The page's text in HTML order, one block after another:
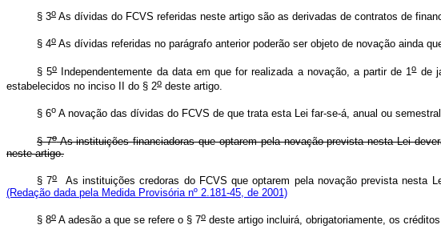
§ 3o As dívidas do FCVS referidas neste artigo são as derivadas de contratos de
§ 4o As dívidas referidas no parágrafo anterior poderão ser objeto de novação ainda
§ 5oIndependentemente da data em que for realizada a novação, a partir de 1ode
estabelecidos no inciso II do § 2o deste artigo.
§ 6o A novação das dívidas do FCVS de que trata esta Lei far-se-á, anual ou
§ 7oAs instituições financiadoras que optarem pela novação prevista nesta Lei
neste artigo.
§ 7oAs instituições credoras do FCVS que optarem pela novação prevista
(Redação dada pela Medida Provisória nº 2.181-45, de 2001)
§ 8o A adesão a que se refere o § 7o deste artigo incluirá, obrigatoriamente, os